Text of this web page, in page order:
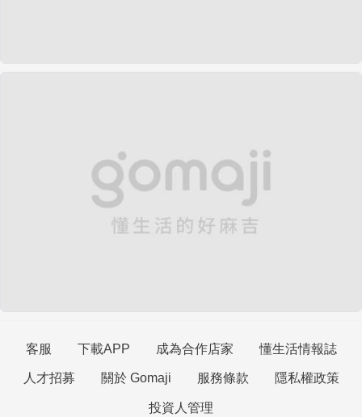
客服 下載APP 成為合作店家 懂生活情報誌
人才招募 關於 Gomaji 服務條款 隱私權政策
投資人管理